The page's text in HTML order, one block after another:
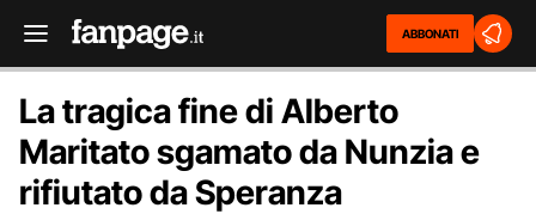
ABBONATI
La tragica fine di Alberto
Maritato sgamato da Nunzia e
rifiutato da Speranza